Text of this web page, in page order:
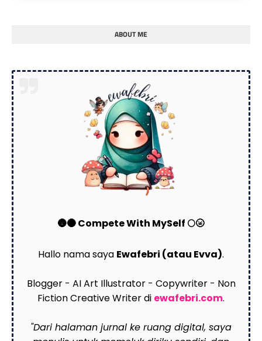
ABOUT ME
🌚🌑 Compete With MySelf 🌕🌝
Hallo nama saya Ewafebri (atau Evva).
Blogger - AI Art Illustrator - Copywriter - Non
Fiction Creative Writer di ewafebri.com.
"Dari halaman jurnal ke ruang digital, saya